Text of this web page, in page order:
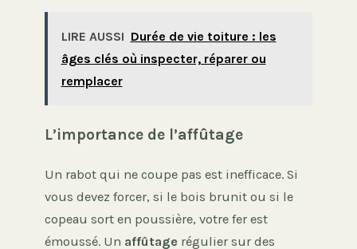
LIRE AUSSI Durée de vie toiture : les
âges clés où inspecter, réparer ou
remplacer
L’importance de l’affûtage
Un rabot qui ne coupe pas est inefficace. Si
vous devez forcer, si le bois brunit ou si le
copeau sort en poussière, votre fer est
émoussé. Un affûtage régulier sur des